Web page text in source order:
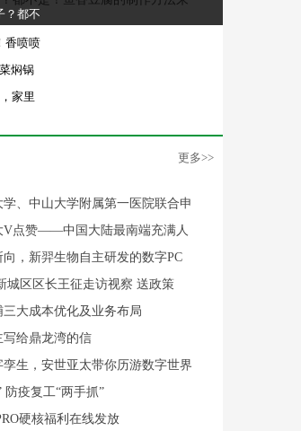
？都不
香喷喷
焖锅
家里
更多>>
、中山大学附属第一医院联合申
V点赞——中国大陆最南端充满人
，新羿生物自主研发的数字PC
城区区长王征走访视察 送政策
大成本优化及业务布局
给鼎龙湾的信
生，安世亚太带你历游数字世界
防疫复工“两手抓”
硬核福利在线发放